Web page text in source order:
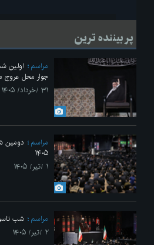
پر بیننده ترین
مراسم
اولین
جوار محل عروج
۳۱ /خرداد/ ۱۴۰۵
مراسم
دومین
۱۴۰۵
۱ /تیر/ ۱۴۰۵
مراسم
شب
۲ /تیر/ ۱۴۰۵